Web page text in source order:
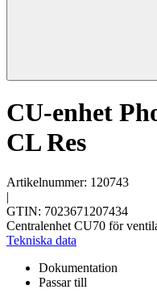
CU-enhet
CL Res
Artikelnummer: 120743
|
GTIN: 7023671207434
Centralenhet CU70 för
Tekniska data
Dokumentation
Passar till